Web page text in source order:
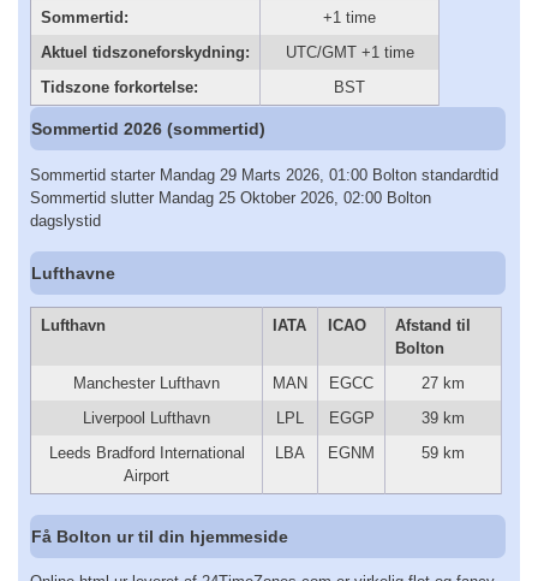
Sommertid:
+1 time
Aktuel tidszoneforskydning:
UTC/GMT +1 time
Tidszone forkortelse:
BST
Sommertid 2026 (sommertid)
Sommertid starter Mandag 29 Marts 2026, 01:00 Bolton standardtid
Sommertid slutter Mandag 25 Oktober 2026, 02:00 Bolton
dagslystid
Lufthavne
Lufthavn IATA ICAO
Afstand til
Bolton
Manchester Lufthavn
MAN EGCC
27 km
Liverpool Lufthavn
LPL EGGP
39 km
Leeds Bradford International
Airport
LBA EGNM 59 km
Få Bolton ur til din hjemmeside